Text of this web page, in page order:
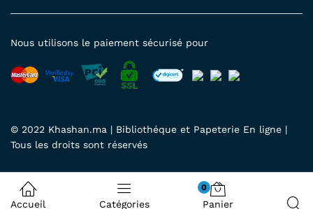
© 2022 Khashan.ma | Bibliothéque et Papeterie En ligne |
Tous les droits sont réservés
Nous utilisons le paiement sécurisé pour
Accueil Catégories
0
Panier